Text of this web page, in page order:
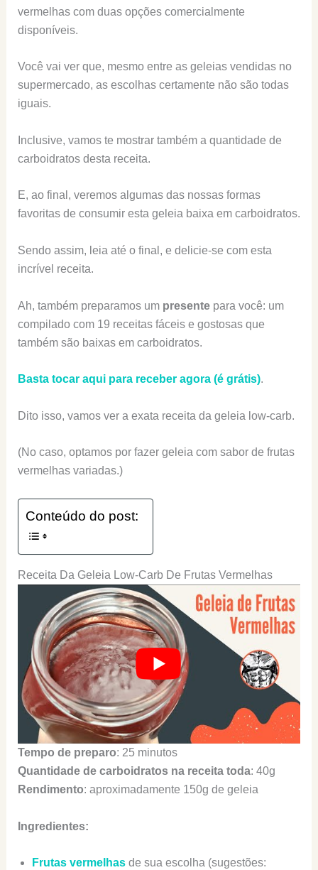
vermelhas com duas opções comercialmente
disponíveis.
Você vai ver que, mesmo entre as geleias vendidas no
supermercado, as escolhas certamente não são todas
iguais.
Inclusive, vamos te mostrar também a quantidade de
carboidratos desta receita.
E, ao final, veremos algumas das nossas formas
favoritas de consumir esta geleia baixa em carboidratos.
Sendo assim, leia até o final, e delicie-se com esta
incrível receita.
Ah, também preparamos um presentepara você: um
compilado com 19 receitas fáceis e gostosas que
também são baixas em carboidratos.
Basta tocar aqui para receber agora (é grátis).
Dito isso, vamos ver a exata receita da geleia low-carb.
(No caso, optamos por fazer geleia com sabor de frutas
vermelhas variadas.)
Conteúdo do post:
Receita Da Geleia Low-Carb De Frutas Vermelhas
Tempo de preparo: 25 minutos
Quantidade de carboidratos na receita toda: 40g
Rendimento: aproximadamente 150g de geleia
Ingredientes:
Frutas vermelhasde sua escolha (sugestões: